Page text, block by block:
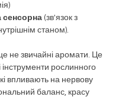
сенсорна (зв'язок з
станом).
не звичайні аромати. Це
інструменти рослинного
впливають на нервову
баланс, красу